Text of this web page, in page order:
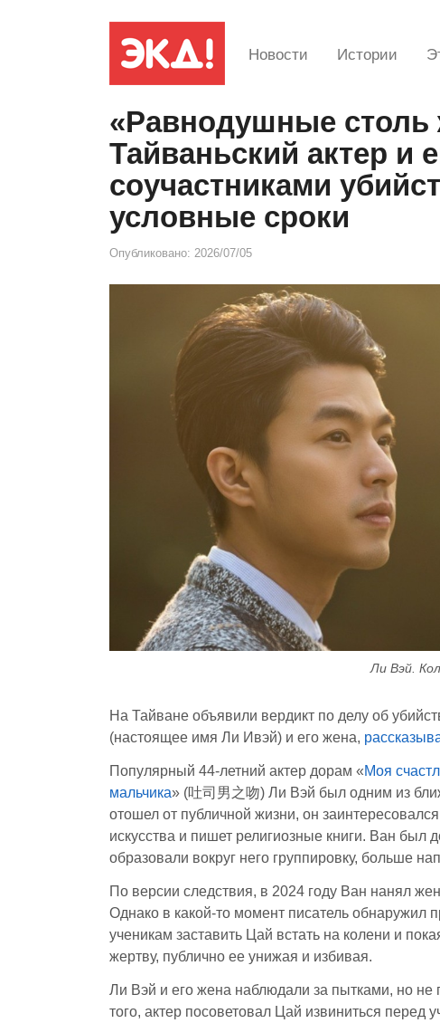
Новости Истории
«Равнодушные столь
Тайваньский актер и
соучастниками
условные сроки
Опубликовано: 2026/07/05
Ли Вэй.
На Тайване объявили вердикт по делу об
(настоящее имя Ли Ивэй) и его жена,
Популярный 44-летний актер дорам «Моя
мальчика» (吐司男之吻) Ли Вэй был одним из
отошел от публичной жизни, он
искусства и пишет религиозные книги. Ван был
образовали вокруг него группировку, больше
По версии следствия, в 2024 году Ван нанял
Однако в какой-то момент писатель
ученикам заставить Цай встать на колени и
жертву, публично ее унижая и избивая.
Ли Вэй и его жена наблюдали за пытками, но
того, актер посоветовал Цай извиниться перед